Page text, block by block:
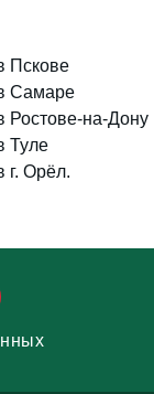
Пскове
Самаре
Ростове-на-Дону
Туле
г. Орёл.